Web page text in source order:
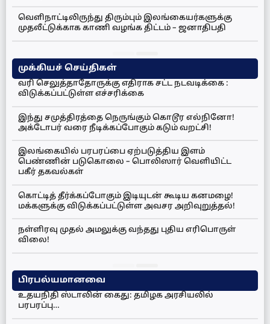
வெளிநாட்டிலிருந்து திரும்பும் இலங்கையர்களுக்கு
முதலீட்டுக்காக காணி வழங்க திட்டம் – ஜனாதிபதி
முக்கியச் செய்திகள்
வரி செலுத்தாதோருக்கு எதிராக சட்ட நடவடிக்கை :
விடுக்கப்பட்டுள்ள எச்சரிக்கை
இந்து சமுத்திரத்தை நெருங்கும் கொடூர எல்நினோ!
அக்டோபர் வரை நீடிக்கப்போகும் கடும் வறட்சி!
இலங்கையில் பரபரப்பை ஏற்படுத்திய இளம்
பெண்ணின் படுகொலை – பொலிஸார் வெளியிட்ட
பகீர் தகவல்கள்
கொட்டித் தீர்க்கப்போகும் இடியுடன் கூடிய கனமழை!
மக்களுக்கு விடுக்கப்பட்டுள்ள அவசர அறிவுறுத்தல்!
நள்ளிரவு முதல் அமலுக்கு வந்தது புதிய எரிபொருள்
விலை!
பிரபல்யமானவை
உதயநிதி ஸ்டாலின் கைது: தமிழக அரசியலில்
பரபரப்பு…